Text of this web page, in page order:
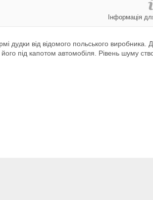
Інформація
дудки від відомого польського виробника.
його під капотом автомобіля. Рівень шуму